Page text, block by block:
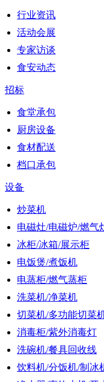
行业资讯
活动会展
专家访谈
食安动态
招标
食堂承包
厨房设备
食材配送
档口承包
设备
炒菜机
电磁灶/电磁炉/燃气
冰柜/冰箱/展示柜
电饭煲/煮饭机
电蒸柜/燃气蒸柜
洗菜机/净菜机
切菜机/多功能切菜
消毒柜/紫外消毒灯
洗碗机/餐具回收线
饮料机/分饭机/制冰